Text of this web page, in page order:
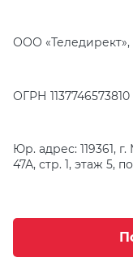
ООО «Теледирект»,
ОГРН 1137746573810
Юр. адрес: 119361,
47А, стр. 1, этаж 5,